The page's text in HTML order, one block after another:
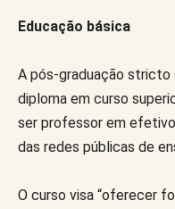
Educação básica
A pós-graduação stricto
diploma em curso
ser professor em
das redes públicas de
O curso visa “oferecer